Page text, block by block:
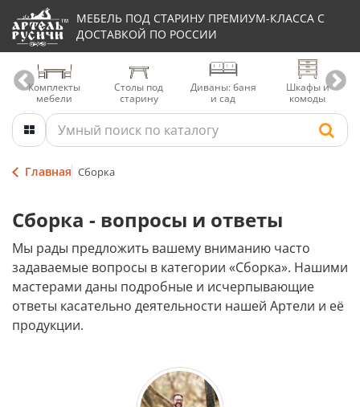
МЕБЕЛЬ ПОД СТАРИНУ ПРЕМИУМ-КЛАССА С
ДОСТАВКОЙ ПО РОССИИ
Комплекты
мебели
Столы под
старину
Диваны: баня
и сад
Шкафы и
комоды
Главная Сборка
Сборка - вопросы и ответы
Мы рады предложить вашему вниманию часто
задаваемые вопросы в категории «Сборка». Нашими
мастерами даны подробные и исчерпывающие
ответы касательно деятельности нашей Артели и её
продукции.